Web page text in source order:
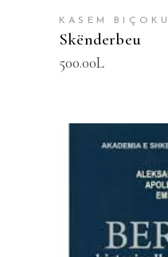
KASEM BIÇOKU
Skënderbeu
500.00L